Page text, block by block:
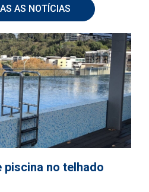
AS NOTÍCIAS
piscina no telhado